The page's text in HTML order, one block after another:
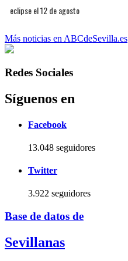
eclipse el 12 de agosto
Más noticias en ABCdeSevilla.es
Redes Sociales
Síguenos en
Facebook
13.048 seguidores
Twitter
3.922 seguidores
Base de datos de
Sevillanas